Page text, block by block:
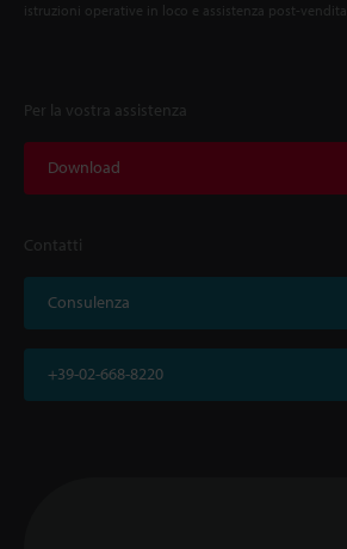
istruzioni operative in loco e assistenza post-vendita.
Per la vostra assistenza
Download
Contatti
Consulenza
+39-02-668-8220